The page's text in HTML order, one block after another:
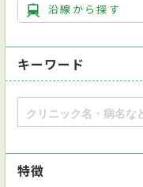
沿線から探す
キーワード
特徴